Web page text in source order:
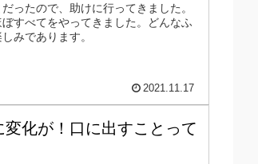
ったので、助けに行ってきました。
すべてをやってきました。どんなふ
みであります。
2021.11.17
化が！口に出すことって